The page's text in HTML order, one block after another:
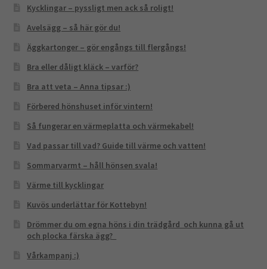
Kycklingar – pyssligt men ack så roligt!
Avelsägg – så här gör du!
Äggkartonger – gör engångs till flergångs!
Bra eller dåligt kläck – varför?
Bra att veta – Anna tipsar :)
Förbered hönshuset inför vintern!
Så fungerar en värmeplatta och värmekabel!
Vad passar till vad? Guide till värme och vatten!
Sommarvarmt – håll hönsen svala!
Värme till kycklingar
Kuvös underlättar för Kottebyn!
Drömmer du om egna höns i din trädgård och kunna gå ut
och plocka färska ägg?
Vårkampanj :)